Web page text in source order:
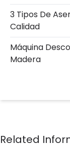
3 Tipos De
Calidad
Máquina
Madera